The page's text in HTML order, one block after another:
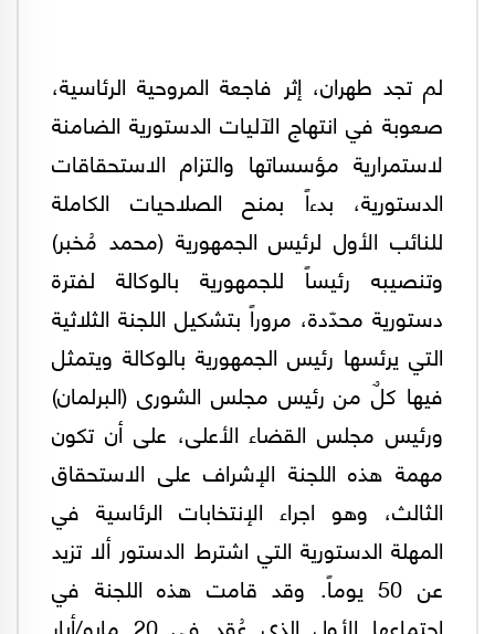
لم تجد طهران، إثر فاجعة المروحية الرئاسية،
صعوبة في انتهاج الآليات الدستورية الضامنة
لاستمرارية مؤسساتها والتزام الاستحقاقات
الدستورية، بدءاً بمنح الصلاحيات الكاملة
للنائب الأول لرئيس الجمهورية (محمد مُخبر)
وتنصيبه رئيساً للجمهورية بالوكالة لفترة
دستورية محدّدة، مروراً بتشكيل اللجنة الثلاثية
التي يرئسها رئيس الجمهورية بالوكالة ويتمثل
فيها كلٌ من رئيس مجلس الشوری (البرلمان)
ورئيس مجلس القضاء الأعلی، علی أن تكون
مهمة هذه اللجنة الإشراف علی الاستحقاق
الثالث، وهو اجراء الإنتخابات الرئاسية في
المهلة الدستورية التي اشترط الدستور ألا تزيد
عن 50 يوماً. وقد قامت هذه اللجنة في
اجتماعها الأول الذي عُقد في 20 مايو/أيار